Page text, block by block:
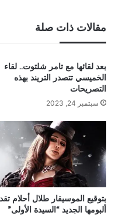
مقالات ذات صلة
بعد لقائها مع تامر شلتوت.. لقاء
الخميسي تتصدر التريند بهذه
التصريحات
سبتمبر 24, 2023
بتوقيع الموسيقار طلال أحلام
ألبومها الجديد “السيدة الأولى”